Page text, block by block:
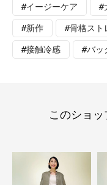
#イージーケア #
#新作 #骨格スト
#接触冷感 #バッ
このショ